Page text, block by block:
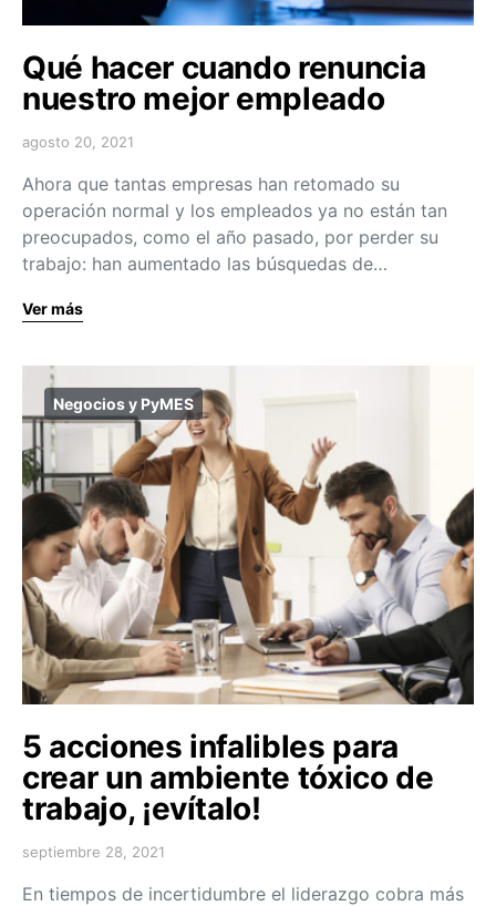
Qué hacer cuando renuncia
nuestro mejor empleado
agosto 20, 2021
Ahora que tantas empresas han retomado su
operación normal y los empleados ya no están tan
preocupados, como el año pasado, por perder su
trabajo: han aumentado las búsquedas de…
Ver más
Negocios y PyMES
5 acciones infalibles para
crear un ambiente tóxico de
trabajo, ¡evítalo!
septiembre 28, 2021
En tiempos de incertidumbre el liderazgo cobra más